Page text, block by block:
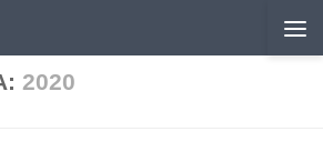
2020